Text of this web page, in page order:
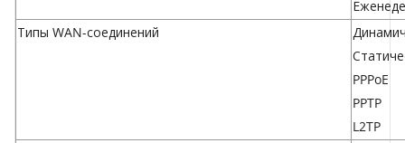
Типы WAN-соединений
PPPoE
PPTP
L2TP